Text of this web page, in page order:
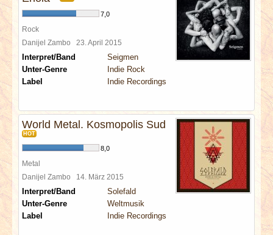
7,0
Rock
Danijel Zambo 23. April 2015
Interpret/Band
Seigmen
Unter-Genre
Indie Rock
Label
Indie Recordings
World Metal. Kosmopolis Sud
HOT
8,0
Metal
Danijel Zambo 14. März 2015
Interpret/Band
Solefald
Unter-Genre
Weltmusik
Label
Indie Recordings